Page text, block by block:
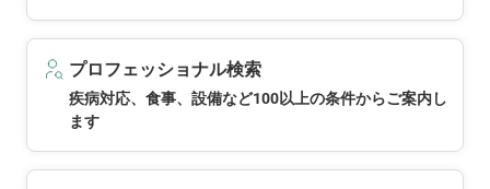
プロフェッショナル検索
疾病対応、食事、設備など100以上の条件からご案内し
ます